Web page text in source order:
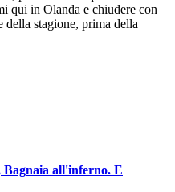
qui in Olanda e chiudere con
della stagione, prima della
all'inferno. E